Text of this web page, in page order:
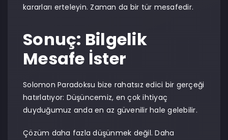
kararları erteleyin. Zaman da bir tür mesafedir.
Sonuç: Bilgelik
Mesafe İster
Solomon Paradoksu bize rahatsız edici bir gerçeği
hatırlatıyor: Düşüncemiz, en çok ihtiyaç
duyduğumuz anda en az güvenilir hale gelebilir.
Çözüm daha fazla düşünmek değil. Daha